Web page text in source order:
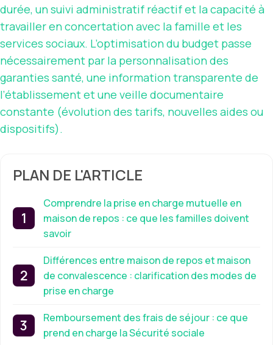
durée, un suivi administratif réactif et la capacité à
travailler en concertation avec la famille et les
services sociaux. L’optimisation du budget passe
nécessairement par la personnalisation des
garanties santé, une information transparente de
l’établissement et une veille documentaire
constante (évolution des tarifs, nouvelles aides ou
dispositifs).
PLAN DE L'ARTICLE
Comprendre la prise en charge mutuelle en
maison de repos : ce que les familles doivent
savoir
Différences entre maison de repos et maison
de convalescence : clarification des modes de
prise en charge
Remboursement des frais de séjour : ce que
prend en charge la Sécurité sociale